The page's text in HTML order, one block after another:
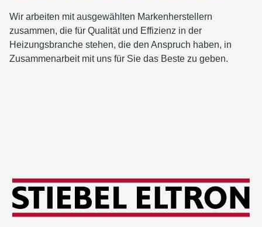
Wir arbeiten mit ausgewählten Markenherstellern
zusammen, die für Qualität und Effizienz in der
Heizungsbranche stehen, die den Anspruch haben, in
Zusammenarbeit mit uns für Sie das Beste zu geben.